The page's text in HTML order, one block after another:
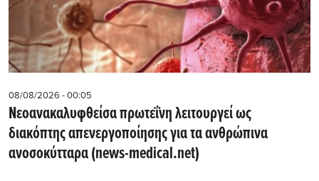
08/08/2026 - 00:05
Νεοανακαλυφθείσα πρωτεΐνη λειτουργεί ως
διακόπτης απενεργοποίησης για τα ανθρώπινα
ανοσοκύτταρα (news-medical.net)